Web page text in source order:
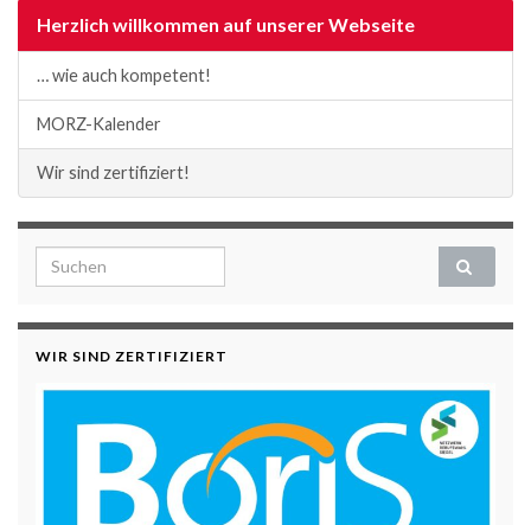
Herzlich willkommen auf unserer Webseite
… wie auch kompetent!
MORZ-Kalender
Wir sind zertifiziert!
Search for:
WIR SIND ZERTIFIZIERT